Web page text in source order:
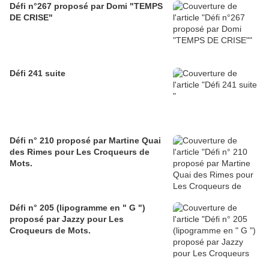
Défi n°267 proposé par Domi "TEMPS
DE CRISE"
Défi 241 suite
Défi n° 210 proposé par Martine Quai
des Rimes pour Les Croqueurs de
Mots.
Défi n° 205 (lipogramme en " G ")
proposé par Jazzy pour Les
Croqueurs de Mots.